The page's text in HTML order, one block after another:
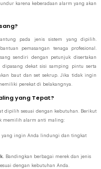
karena keberadaan alarm yang akan
pada jenis sistem yang dipilih.
pemasangan tenaga profesional.
sendiri dengan petunjuk disertakan
dekat sisi samping pintu serta
baut dan set sekrup. Jika tidak ingin
perekat di belakangnya.
yang Tepat?
dipilih sesuai dengan kebutuhan. Berikut
memilih alarm anti maling:
yang ingin Anda lindungi dan tingkat
Bandingkan berbagai merek dan jenis
dengan kebutuhan Anda.